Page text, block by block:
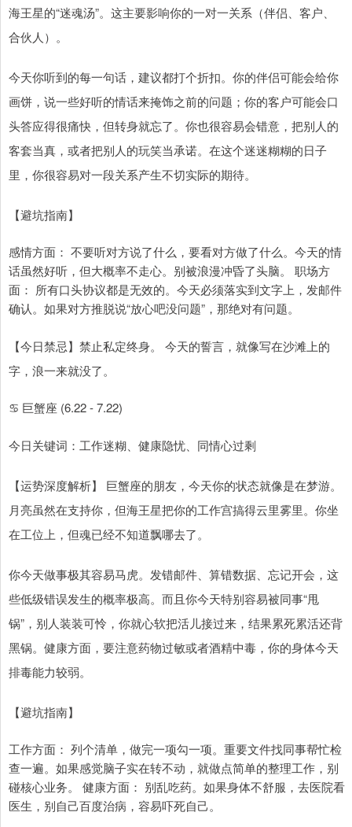
海王星的“迷魂汤”。这主要影响你的一对一关系（伴侣、客户、
合伙人）。
今天你听到的每一句话，建议都打个折扣。你的伴侣可能会给你
画饼，说一些好听的情话来掩饰之前的问题；你的客户可能会口
头答应得很痛快，但转身就忘了。你也很容易会错意，把别人的
客套当真，或者把别人的玩笑当承诺。在这个迷迷糊糊的日子
里，你很容易对一段关系产生不切实际的期待。
【避坑指南】
感情方面： 不要听对方说了什么，要看对方做了什么。今天的情
话虽然好听，但大概率不走心。别被浪漫冲昏了头脑。 职场方
面： 所有口头协议都是无效的。今天必须落实到文字上，发邮件
确认。如果对方推脱说“放心吧没问题”，那绝对有问题。
【今日禁忌】禁止私定终身。 今天的誓言，就像写在沙滩上的
字，浪一来就没了。
♋ 巨蟹座 (6.22 - 7.22)
今日关键词：工作迷糊、健康隐忧、同情心过剩
【运势深度解析】 巨蟹座的朋友，今天你的状态就像是在梦游。
月亮虽然在支持你，但海王星把你的工作宫搞得云里雾里。你坐
在工位上，但魂已经不知道飘哪去了。
你今天做事极其容易马虎。发错邮件、算错数据、忘记开会，这
些低级错误发生的概率极高。而且你今天特别容易被同事“甩
锅”，别人装装可怜，你就心软把活儿接过来，结果累死累活还背
黑锅。健康方面，要注意药物过敏或者酒精中毒，你的身体今天
排毒能力较弱。
【避坑指南】
工作方面： 列个清单，做完一项勾一项。重要文件找同事帮忙检
查一遍。如果感觉脑子实在转不动，就做点简单的整理工作，别
碰核心业务。 健康方面： 别乱吃药。如果身体不舒服，去医院看
医生，别自己百度治病，容易吓死自己。